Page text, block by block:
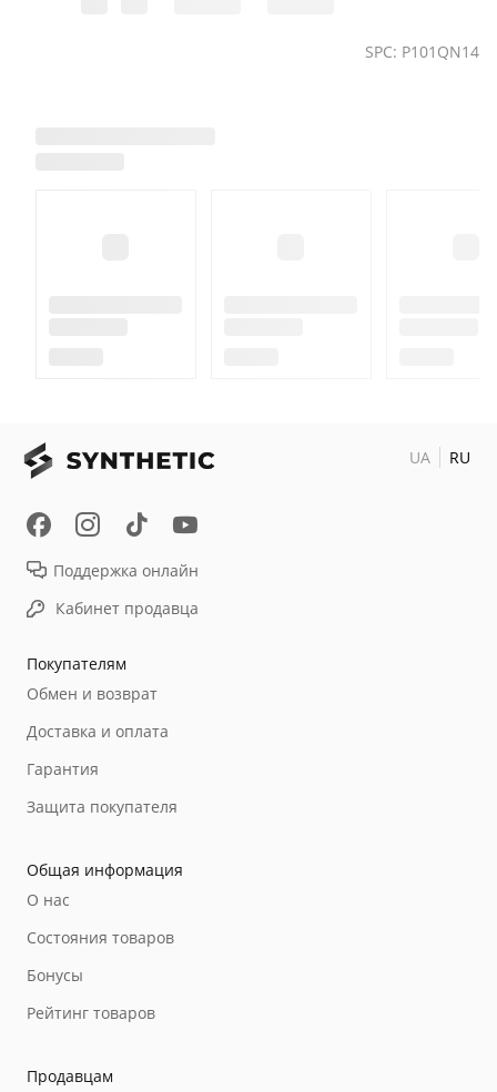
SPC: P101QN14
Покупателям
Обмен и возврат
Доставка и оплата
Гарантия
Защита покупателя
Общая информация
О нас
Состояния товаров
Бонусы
Рейтинг товаров
Продавцам
Поддержка онлайн
Кабинет продавца
UA RU